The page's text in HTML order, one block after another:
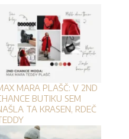
MARA PLAŠČ: V 2ND
BUTIKU SEM
TA KRASEN, RDEČ